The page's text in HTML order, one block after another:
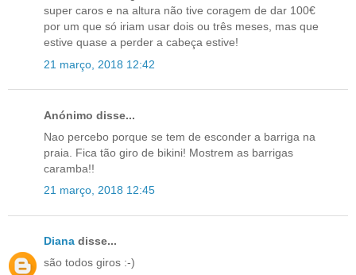
super caros e na altura não tive coragem de dar 100€
por um que só iriam usar dois ou três meses, mas que
estive quase a perder a cabeça estive!
21 março, 2018 12:42
Anónimo disse...
Nao percebo porque se tem de esconder a barriga na
praia. Fica tão giro de bikini! Mostrem as barrigas
caramba!!
21 março, 2018 12:45
Diana disse...
são todos giros :-)